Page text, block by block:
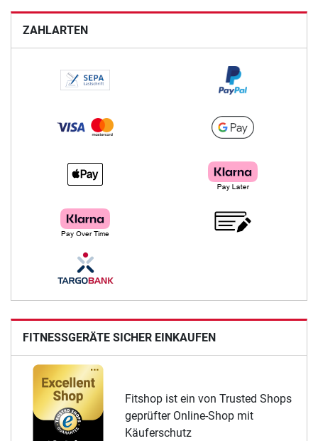
ZAHLARTEN
FITNESSGERÄTE SICHER EINKAUFEN
Fitshop ist ein von Trusted Shops
geprüfter Online-Shop mit
Käuferschutz